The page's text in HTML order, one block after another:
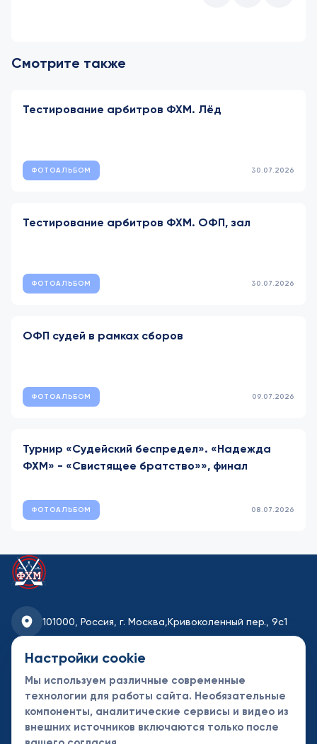
Смотрите также
Тестирование арбитров ФХМ. Лёд
ФОТОАЛЬБОМ 30.07.2026
Тестирование арбитров ФХМ. ОФП, зал
ФОТОАЛЬБОМ 30.07.2026
ОФП судей в рамках сборов
ФОТОАЛЬБОМ 09.07.2026
Турнир «Судейский беспредел». «Надежда
ФХМ» - «Свистящее братство»», финал
ФОТОАЛЬБОМ 08.07.2026
101000, Россия, г. Москва, Кривоколенный пер., 9с1
fhmoscow@mail.ru
8-495-621-35-95
Новости
Турниры
Контакты
Настройки cookie
Мы используем различные современные
технологии для работы сайта. Необязательные
компоненты, аналитические сервисы и видео из
внешних источников включаются только после